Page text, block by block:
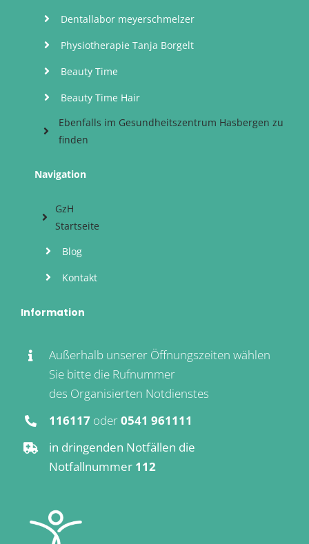
Information
Außerhalb unserer Öffnungszeiten wählen
Sie bitte die Rufnummer
des Organisierten Notdienstes
116117oder0541 961111
in dringenden Notfällen die
Notfallnummer 112
Dentallabor meyerschmelzer
Physiotherapie Tanja Borgelt
Beauty Time
Beauty Time Hair
Ebenfalls im Gesundheitszentrum Hasbergen zu
finden
Navigation
GzH
Startseite
Blog
Kontakt